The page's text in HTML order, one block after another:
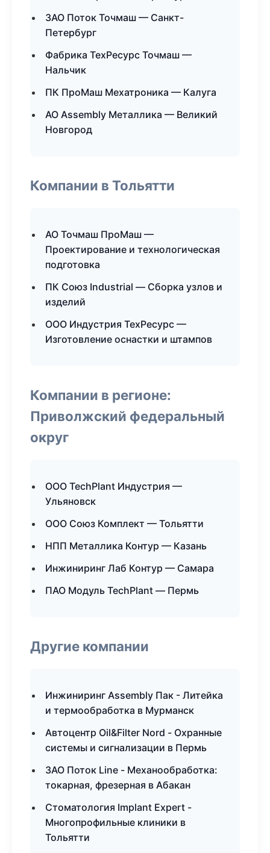
ЗАО Поток Точмаш — Санкт-
Петербург
Фабрика ТехРесурс Точмаш —
Нальчик
ПК ПроМаш Мехатроника — Калуга
АО Assembly Металлика — Великий
Новгород
Компании в Тольятти
АО Точмаш ПроМаш —
Проектирование и технологическая
подготовка
ПК Союз Industrial — Сборка узлов и
изделий
ООО Индустрия ТехРесурс —
Изготовление оснастки и штампов
Компании в регионе:
Приволжский федеральный
округ
ООО TechPlant Индустрия —
Ульяновск
ООО Союз Комплект — Тольятти
НПП Металлика Контур — Казань
Инжиниринг Лаб Контур — Самара
ПАО Модуль TechPlant — Пермь
Другие компании
Инжиниринг Assembly Пак - Литейка
и термообработка в Мурманск
Автоцентр Oil&Filter Nord - Охранные
системы и сигнализации в Пермь
ЗАО Поток Line - Механообработка:
токарная, фрезерная в Абакан
Стоматология Implant Expert -
Многопрофильные клиники в
Тольятти